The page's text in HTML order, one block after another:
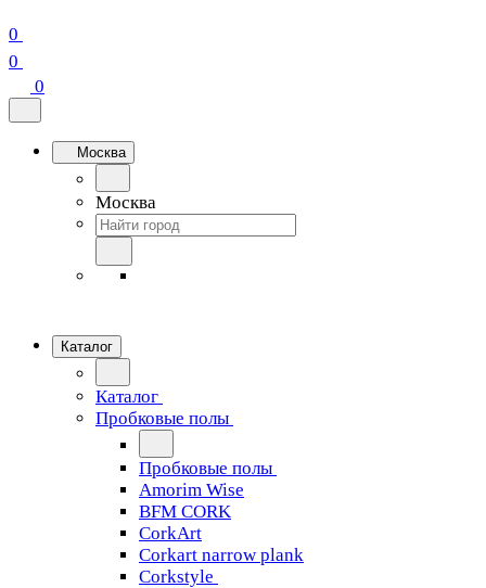
0
0
0
Москва
Москва
Каталог
Каталог
Пробковые полы
Пробковые полы
Amorim Wise
BFM CORK
CorkArt
Corkart narrow plank
Corkstyle